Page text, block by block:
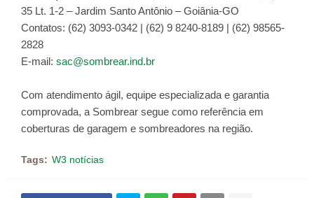
35 Lt. 1-2 – Jardim Santo Antônio – Goiânia-GO
Contatos: (62) 3093-0342 | (62) 9 8240-8189 | (62) 98565-
2828
E-mail: sac@sombrear.ind.br
Com atendimento ágil, equipe especializada e garantia
comprovada, a Sombrear segue como referência em
coberturas de garagem e sombreadores na região.
Tags: W3 notícias